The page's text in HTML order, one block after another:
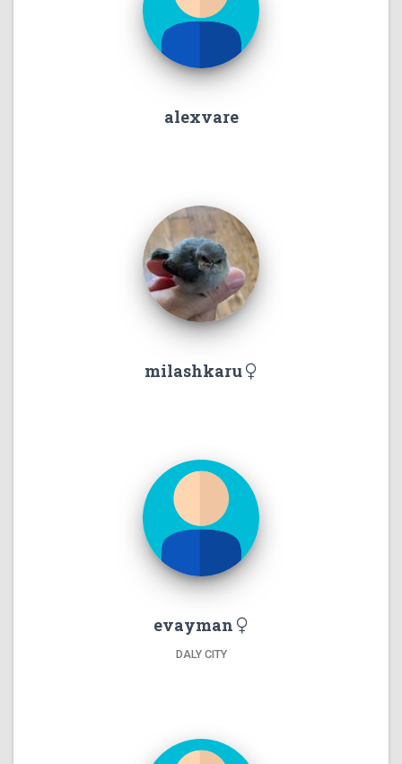
alexvare
milashkaru
evayman
DALY CITY